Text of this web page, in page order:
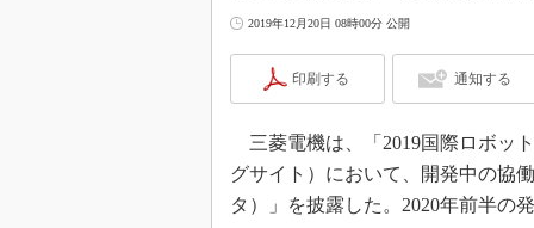
2019年12月20日 08時00分 公開
印刷する 通知する
三菱電機は、「2019国際ロボッ
グサイト）において、開発中の協
タ）」を披露した。2020年前半の